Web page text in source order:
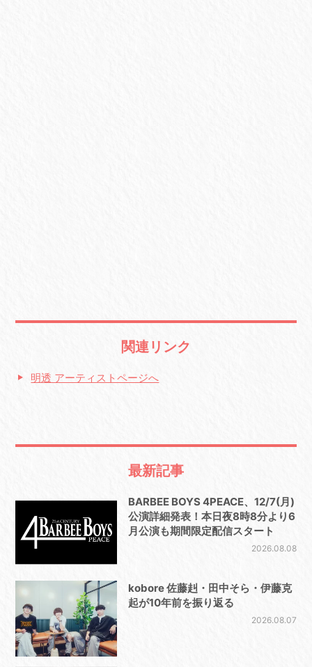
関連リンク
明透 アーティストページへ
最新記事
BARBEE BOYS 4PEACE、12/7(月)
公演詳細発表！本日夜8時8分より6
月公演も期間限定配信スタート
2026.08.08
kobore 佐藤赳・田中そら・伊藤克
起が10年前を振り返る
2026.08.07